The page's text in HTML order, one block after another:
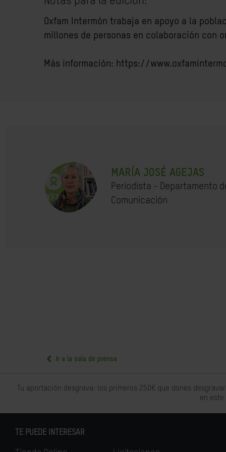
Oxfam Intermón trabaja en apoyo a la
millones de personas en colaboración con
Más información: https://
MARÍA JOSÉ AGEJAS
Periodista - Departamento
Comunicación
Ir a la sala de prensa
Tu aportación desgrava: los primeros 250€ que dones
en este
TE PUEDE INTERESAR